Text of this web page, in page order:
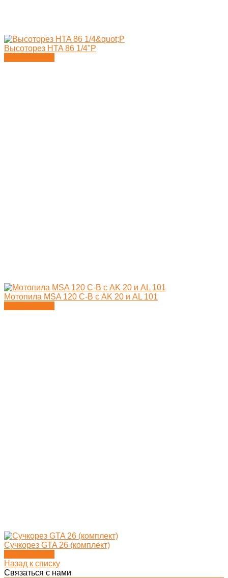
Высоторез HTA 86 1/4"P
Мотопила MSA 120 C-B с AK 20 и AL 101
Сучкорез GTA 26 (комплект)
Назад к списку
Связаться с нами